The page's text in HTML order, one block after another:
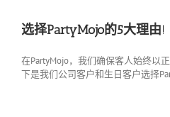
选择PartyMojo的5大理由!
在PartyMojo，我们确保客人始终以
下是我们公司客户和生日客户选择